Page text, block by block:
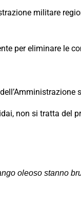
militare
per eliminare le
non si tratta del
oleoso stanno